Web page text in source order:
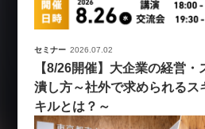
セミナー 2026.07.02
【8/26開催】大企業の経営・
潰し方～社外で求められるス
キルとは？～